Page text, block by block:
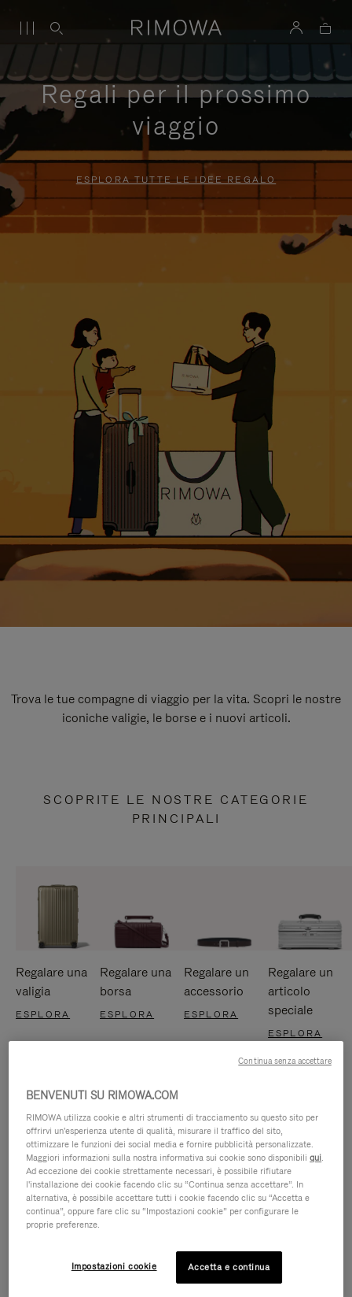
Regali per il prossimo
viaggio
ESPLORA TUTTE LE IDEE REGALO
Trova le tue compagne di viaggio per la vita. Scopri le nostre
iconiche valigie, le borse e i nuovi articoli.
SCOPRITE LE NOSTRE CATEGORIE
PRINCIPALI
Regalare una
valigia
ESPLORA
Regalare una
borsa
ESPLORA
Regalare un
accessorio
ESPLORA
Regalare un
articolo
speciale
ESPLORA
BENVENUTI SU RIMOWA.COM
RIMOWA utilizza cookie e altri strumenti di tracciamento su questo sito per
offrirvi un'esperienza utente di qualità, misurare il traffico del sito,
ottimizzare le funzioni dei social media e fornire pubblicità personalizzate.
Maggiori informazioni sulla nostra informativa sui cookie sono disponibiliqui.
Ad eccezione dei cookie strettamente necessari, è possibile rifiutare
l'installazione dei cookie facendo clic su “Continua senza accettare”. In
alternativa, è possibile accettare tutti i cookie facendo clic su “Accetta e
continua”, oppure fare clic su “Impostazioni cookie” per configurare le
proprie preferenze.
Impostazioni cookie Accetta e continua
Continua senza accettare